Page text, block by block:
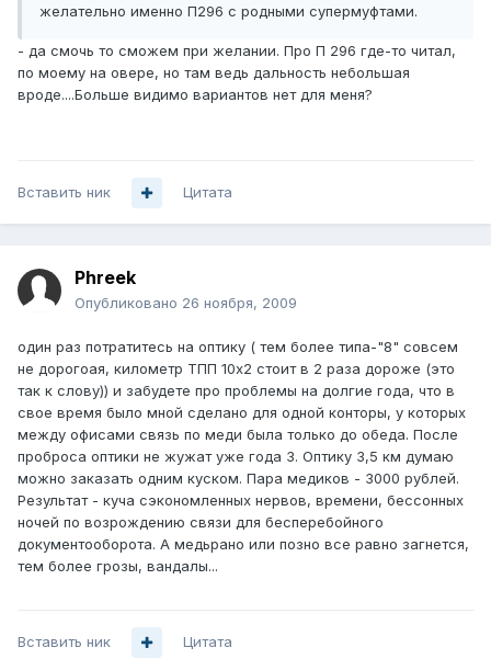
желательно именно П296 с родными супермуфтами.
- да смочь то сможем при желании. Про П 296 где-то читал,
по моему на овере, но там ведь дальность небольшая
вроде....Больше видимо вариантов нет для меня?
Вставить ник Цитата
Phreek
Опубликовано 26 ноября, 2009
один раз потратитесь на оптику ( тем более типа-"8" совсем
не дорогоая, километр ТПП 10х2 стоит в 2 раза дороже (это
так к слову)) и забудете про проблемы на долгие года, что в
свое время было мной сделано для одной конторы, у которых
между офисами связь по меди была только до обеда. После
проброса оптики не жужат уже года 3. Оптику 3,5 км думаю
можно заказать одним куском. Пара медиков - 3000 рублей.
Результат - куча сэкономленных нервов, времени, бессонных
ночей по возрождению связи для бесперебойного
документооборота. А медьрано или позно все равно загнется,
тем более грозы, вандалы...
Вставить ник Цитата